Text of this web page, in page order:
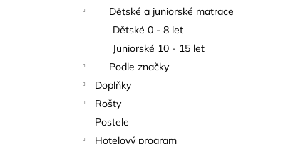
Dětské a juniorské matrace
Dětské 0 - 8 let
Juniorské 10 - 15 let
Podle značky
Doplňky
Rošty
Postele
Hotelový program